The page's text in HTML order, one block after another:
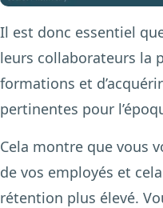
Il est donc essentiel
leurs collaborateurs la
formations et
pertinentes pour
Cela montre que vous
de vos employés et
rétention plus élevé.